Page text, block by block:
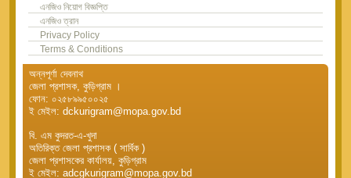
এনজিও নিয়োগ বিজ্ঞপ্তি
এনজিও ত্রান
Privacy Policy
Terms & Conditions
অন্নপূর্ণা দেবনাথ
জেলা প্রশাসক, কুড়িগ্রাম ।
ফোন: ০২৫৮৯৯৫০০২৫
ই মেইল: dckurigram@mopa.gov.bd
বি. এম কুদরত-এ-খুদা
অতিরিক্ত জেলা প্রশাসক ( সার্বিক )
জেলা প্রশাসকের কার্যালয়, কুড়িগ্রাম
ই মেইল: adcgkurigram@mopa.gov.bd